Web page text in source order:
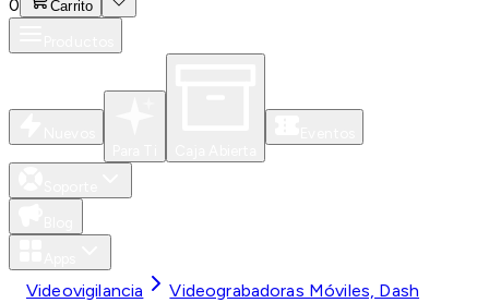
0 Carrito
Videovigilancia
Videograbadoras Móviles, Dash